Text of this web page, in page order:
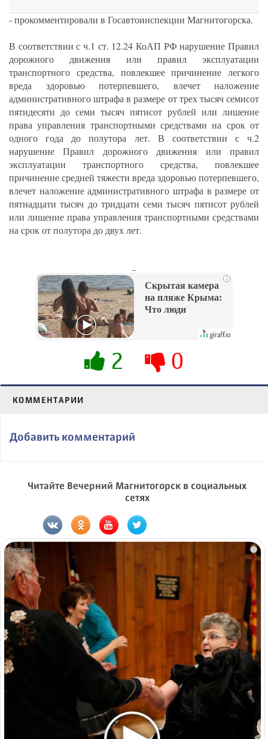
- прокомментировали в Госавтоинспекции Магнитогорска.
В соответствии с ч.1 ст. 12.24 КоАП РФ нарушение Правил
дорожного движения или правил эксплуатации
транспортного средства, повлекшее причинение легкого
вреда здоровью потерпевшего, влечет наложение
административного штрафа в размере от трех тысяч семисот
пятидесяти до семи тысяч пятисот рублей или лишение
права управления транспортными средствами на срок от
одного года до полутора лет. В соответствии с ч.2
нарушение Правил дорожного движения или правил
эксплуатации транспортного средства, повлекшее
причинение средней тяжести вреда здоровью потерпевшего,
влечет наложение административного штрафа в размере от
пятнадцати тысяч до тридцати семи тысяч пятисот рублей
или лишение права управления транспортными средствами
на срок от полутора до двух лет.
i
Скрытая камера
на пляже Крыма:
Что люди
их не видят...
2 0
КОММЕНТАРИИ
Добавить комментарий
Читайте Вечерний Магнитогорск в социальных
сетях
i